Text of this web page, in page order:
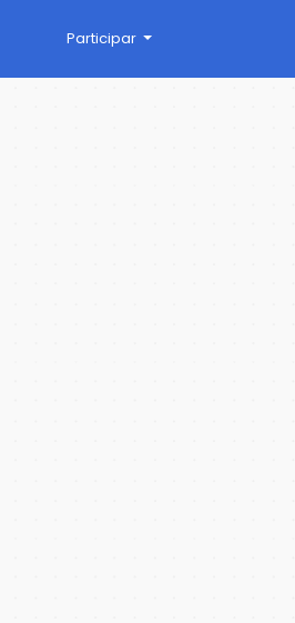
Participar